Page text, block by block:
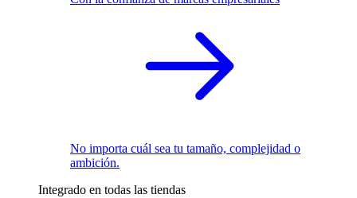
No importa cuál sea tu tamaño, complejidad o
ambición.
Integrado en todas las tiendas